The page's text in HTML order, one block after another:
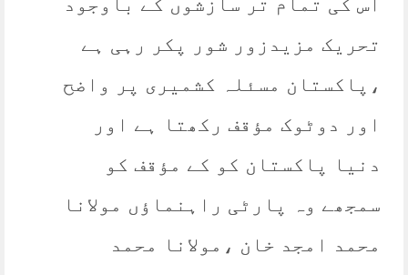
تحریک مزیدزور شور پکر رہی ہے
،پاکستان مسئلہ کشمیری پر واضح
اور دوٹوک مؤقف رکھتا ہے اور
دنیا پاکستان کو کے مؤقف کو
سمجھے وہ پارٹی راہنماؤں مولانا
محمد امجد خان ،مولانا محمد